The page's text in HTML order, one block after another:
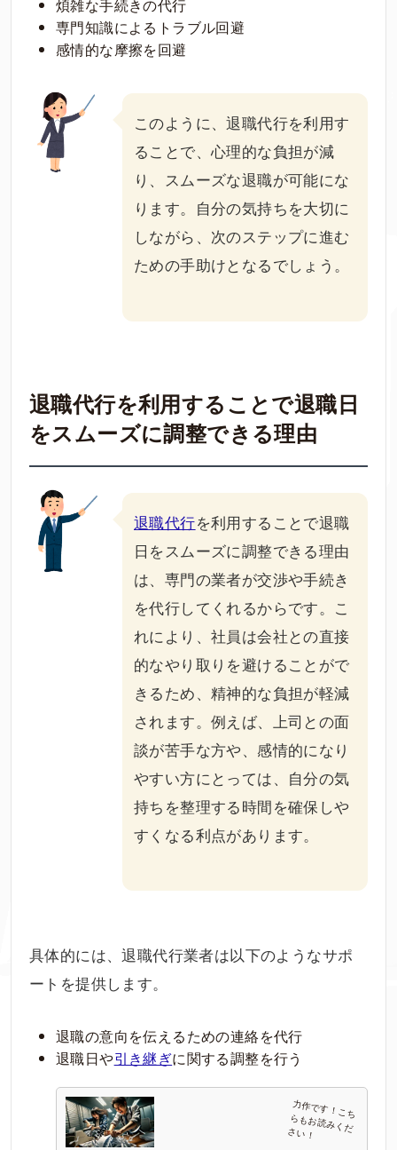
煩雑な手続きの代行
専門知識によるトラブル回避
感情的な摩擦を回避
このように、退職代行を利用す
ることで、心理的な負担が減
り、スムーズな退職が可能にな
ります。自分の気持ちを大切に
しながら、次のステップに進む
ための手助けとなるでしょう。
退職代行を利用することで退職日
をスムーズに調整できる理由
退職代行を利用することで退職
日をスムーズに調整できる理由
は、専門の業者が交渉や手続き
を代行してくれるからです。こ
れにより、社員は会社との直接
的なやり取りを避けることがで
きるため、精神的な負担が軽減
されます。例えば、上司との面
談が苦手な方や、感情的になり
やすい方にとっては、自分の気
持ちを整理する時間を確保しや
すくなる利点があります。
具体的には、退職代行業者は以下のようなサポ
ートを提供します。
退職の意向を伝えるための連絡を代行
退職日や引き継ぎに関する調整を行う